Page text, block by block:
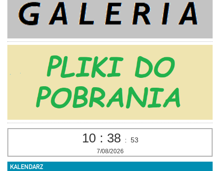
10 : 38 : 53
7/08/2026
KALENDARZ